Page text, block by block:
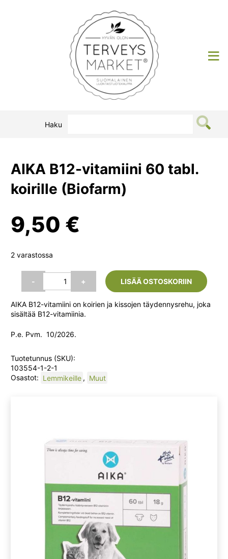
Terveysmarket
Haku
AIKA B12-vitamiini 60 tabl.
koirille (Biofarm)
9,50 €
2 varastossa
-
60
tabl.
(Biofarm)
+ LISÄÄ OSTOSKORIIN
AIKA B12-vitamiini on koirien ja kissojen täydennysrehu, joka
sisältää B12-vitamiinia.
P.e. Pvm. 10/2026.
Tuotetunnus (SKU):
103554-1-2-1
Osastot: Lemmikeille , Muut